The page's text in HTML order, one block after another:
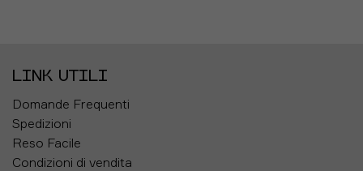
LINK UTILI
Domande Frequenti
Spedizioni
Reso Facile
Condizioni di vendita